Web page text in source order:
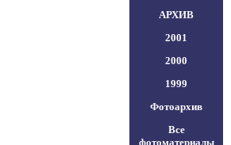
АРХИВ
2001
2000
1999
Фотоархив
Все
фотоматериалы